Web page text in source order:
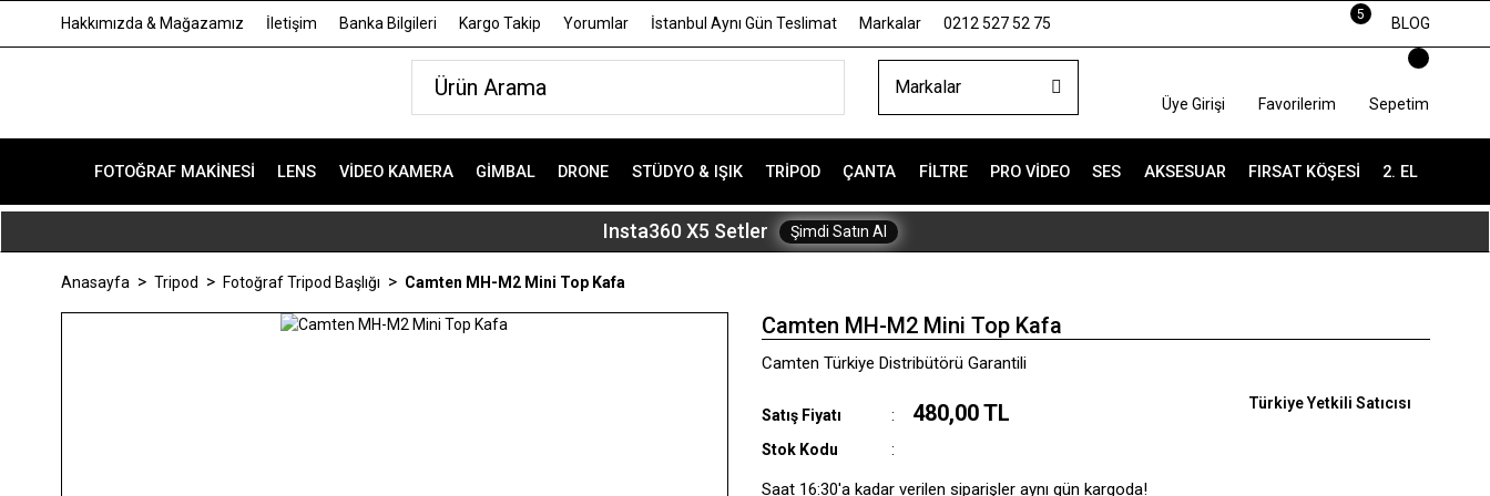
Hakkımızda & Mağazamız İletişim Banka Bilgileri Kargo Takip Yorumlar İstanbul Aynı Gün Teslimat Markalar 0212 527 52 75
5
BLOG
Markalar
Üye Girişi Favorilerim Sepetim
FOTOĞRAF MAKINESI LENS VIDEO KAMERA GIMBAL DRONE STÜDYO & IŞIK TRIPOD ÇANTA FILTRE PRO VIDEO SES AKSESUAR FIRSAT KÖŞESI 2. EL
Insta360 X5 Setler Şimdi Satın Al
Anasayfa Tripod Fotoğraf Tripod Başlığı Camten MH-M2 Mini Top Kafa
Camten MH-M2 Mini Top Kafa
Camten Türkiye Distribütörü Garantili
Satış Fiyatı 480,00 TL
Stok Kodu
Türkiye Yetkili Satıcısı
Saat 16:30'a kadar verilen siparişler aynı gün kargoda!